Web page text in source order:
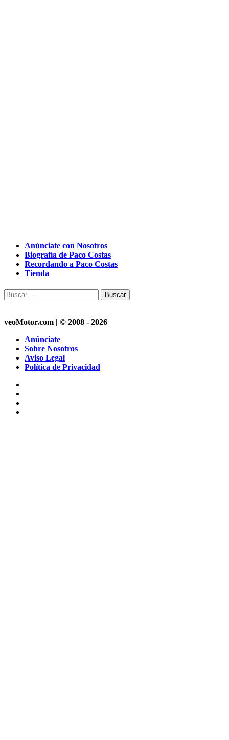
Anúnciate con Nosotros
Biografía de Paco Costas
Recordando a Paco Costas
Tienda
Buscar:
veoMotor.com | © 2008 - 2026
Anúnciate
Sobre Nosotros
Aviso Legal
Política de Privacidad